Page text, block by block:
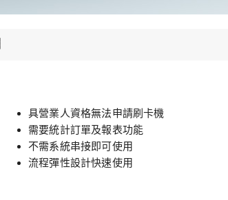
具營業人資格無法申請刷卡機
需要統計訂單及報表功能
不需系統串接即可使用
流程彈性設計快速使用